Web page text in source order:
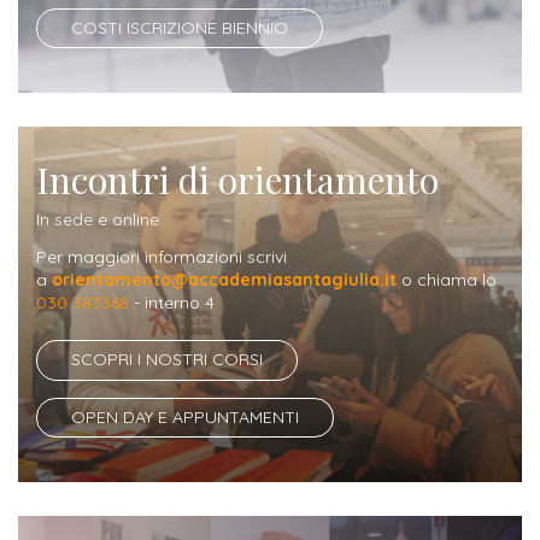
Istituzioni
Amministrazioni
Collaborazioni
Partners
ALTRI
Master
Executive
ATTIVITÀ
DIDATTICA
Materie
studio
Progetti
Alloggi
Consulta
Studentesca
SERVIZI
AL
LAVORO
Apprendistato
per
gli
studenti
attivabili
Fiere
e
saloni
dell'orientamento
COSTI ISCRIZIONE BIENNIO
Incontri di orientamento
In sede e online
Per maggiori informazioni scrivi
aorientamento@accademiasantagiulia.it o chiama lo
030 383368 - interno 4
SCOPRI I NOSTRI CORSI
OPEN DAY E APPUNTAMENTI